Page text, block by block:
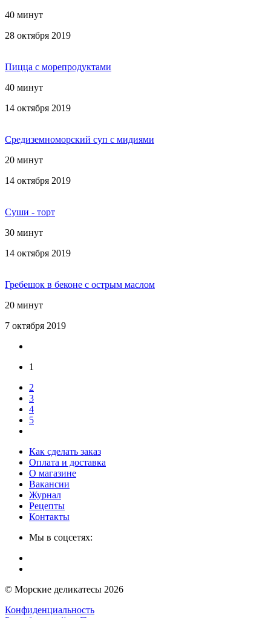
40 минут
28 октября 2019
Пицца с морепродуктами
40 минут
14 октября 2019
Средиземноморский суп с мидиями
20 минут
14 октября 2019
Суши - торт
30 минут
14 октября 2019
Гребешок в беконе с острым маслом
20 минут
7 октября 2019
1
2
3
4
5
Как сделать заказ
Оплата и доставка
О магазине
Вакансии
Журнал
Рецепты
Контакты
Мы в соцсетях:
© Морские деликатесы 2026
Конфиденциальность